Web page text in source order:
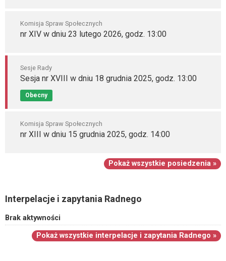
Komisja Spraw Społecznych
nr XIV w dniu 23 lutego 2026, godz. 13:00
Sesje Rady
Sesja nr XVIII w dniu 18 grudnia 2025, godz. 13:00
Obecny
Komisja Spraw Społecznych
nr XIII w dniu 15 grudnia 2025, godz. 14:00
Pokaż wszystkie posiedzenia »
Interpelacje i zapytania Radnego
Brak aktywności
Pokaż wszystkie interpelacje i zapytania Radnego »